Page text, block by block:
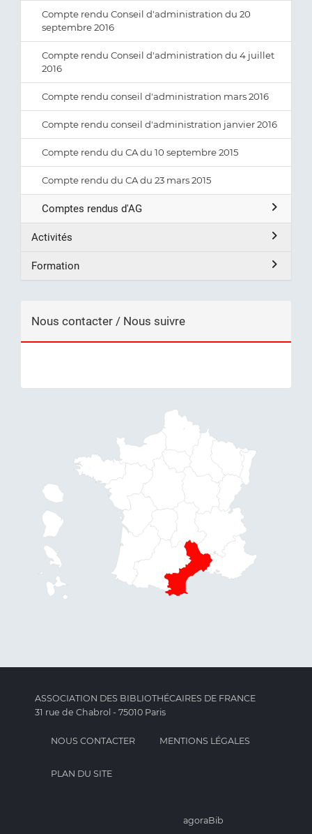
Compte rendu Conseil d'administration du 20
septembre 2016
Compte rendu Conseil d'administration du 4 juillet
2016
Compte rendu conseil d'administration mars 2016
Compte rendu conseil d'administration janvier 2016
Compte rendu du CA du 10 septembre 2015
Compte rendu du CA du 23 mars 2015
Comptes rendus d'AG
Activités
Formation
Nous contacter / Nous suivre
ASSOCIATION DES BIBLIOTHÉCAIRES DE FRANCE
31 rue de Chabrol - 75010 Paris
NOUS CONTACTER MENTIONS LÉGALES
PLAN DU SITE
agoraBib